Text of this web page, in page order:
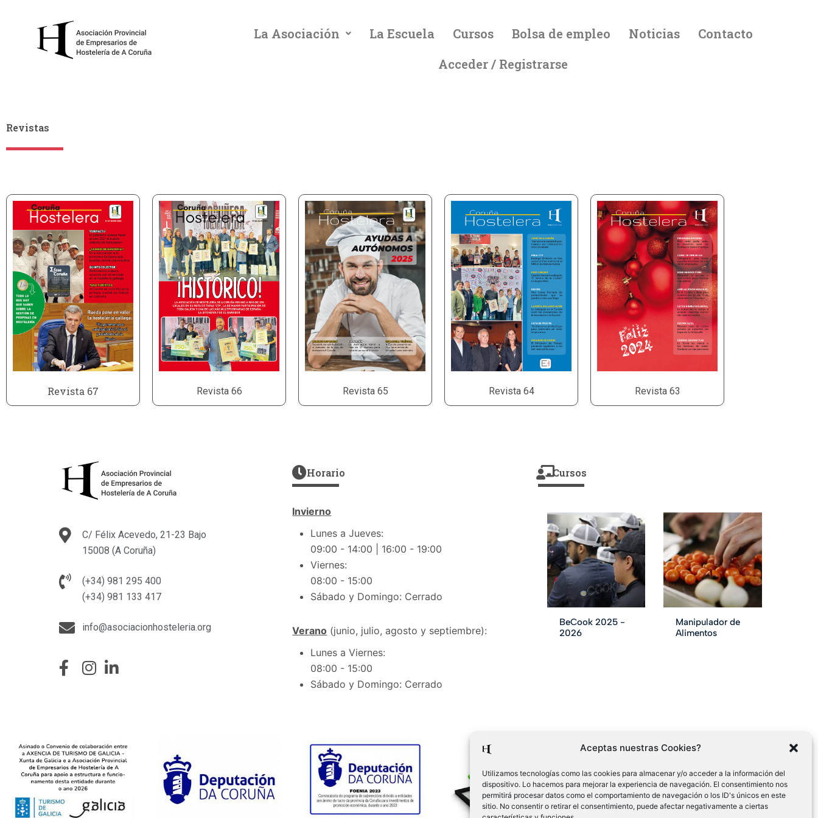
Aceptas nuestras Cookies?
Utilizamos tecnologías como las cookies para almacenar y/o acceder a la información del
dispositivo. Lo hacemos para mejorar la experiencia de navegación. El consentimiento nos
permitirá procesar datos como el comportamiento de navegación o los ID's únicos en este
sitio. No consentir o retirar el consentimiento, puede afectar negativamente a ciertas
contenido
La Asociación La Escuela Cursos Bolsa de empleo Noticias
Contacto
Acceder / Registrarse
Revistas
Revista 67 Revista 66 Revista 65 Revista 64 Revista 63
C/ Félix Acevedo, 21-23 Bajo
15008 (A Coruña)
(+34) 981 295 400
(+34) 981 133 417
info@asociacionhosteleria.org
Horario
Invierno
Lunes a Jueves:
09:00 - 14:00 | 16:00 - 19:00
Viernes:
08:00 - 15:00
Sábado y Domingo: Cerrado
Verano (junio, julio, agosto y septiembre):
Lunes a Viernes:
08:00 - 15:00
Sábado y Domingo: Cerrado
Cursos
BeCook 2025 -
2026
Manipulador de
Alimentos